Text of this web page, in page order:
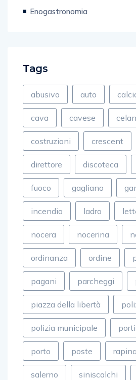
Enogastronomia
Tags
abusivo auto
cava cavese
costruzioni crescent
direttore discoteca
fuoco gagliano
incendio ladro
nocera nocerina
ordinanza ordine
pagani parcheggi
piazza della libertà
polizia municipale
porto poste rapina
salerno siniscalchi